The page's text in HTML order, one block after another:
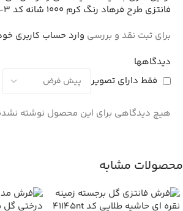
دیدگاهها
فقط دارای تصویر
هیچ دیدگاهی برای این محصول نوشته
فانتزی طرح فرهاد رنگ کرم 1000 شانه کد 3-1100450”
برای ثبت نقد و بررسی وارد حساب کاربری
محصولات مشابه